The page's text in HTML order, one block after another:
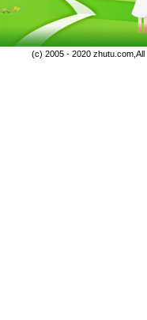
(c) 2005 - 2020